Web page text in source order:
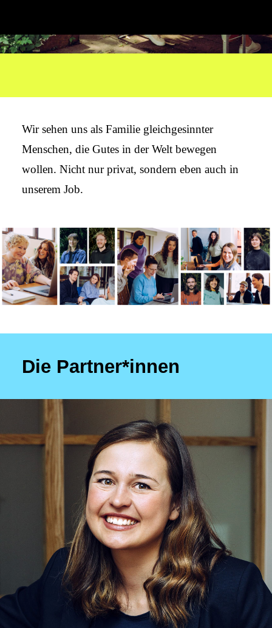
Wir sehen uns als Familie gleich­gesinnter
Menschen, die Gutes in der Welt bewegen
wollen. Nicht nur privat, sondern eben auch in
unserem Job.
Die Partner*innen